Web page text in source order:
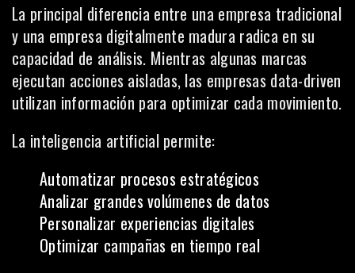
La principal diferencia entre una empresa tradicional
y una empresa digitalmente madura radica en su
capacidad de análisis. Mientras algunas marcas
ejecutan acciones aisladas, las empresas data-driven
utilizan información para optimizar cada movimiento.
La inteligencia artificial permite:
Automatizar procesos estratégicos
Analizar grandes volúmenes de datos
Personalizar experiencias digitales
Optimizar campañas en tiempo real